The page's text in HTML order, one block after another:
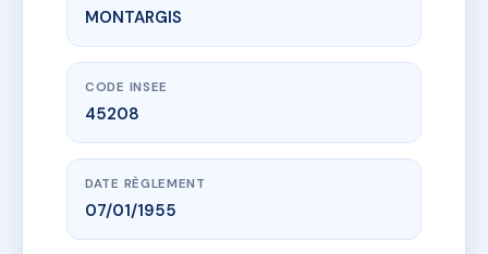
MONTARGIS
CODE INSEE
45208
DATE RÈGLEMENT
07/01/1955